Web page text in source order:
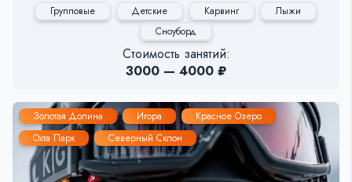
Групповые Детские Карвинг
Лыжи
Сноуборд
Стоимость занятий:
3000 — 4000 ₽
Золотая Долина Игора
Красное Озеро
Охта Парк
Северный Склон